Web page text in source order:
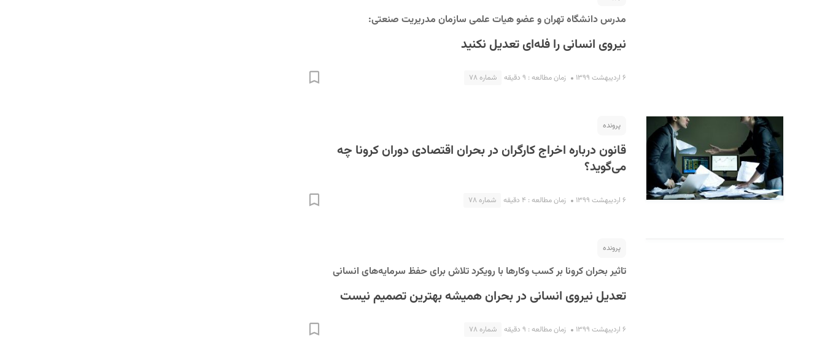
مدرس دانشگاه تهران و عضو هیات علمی سازمان مدریریت صنعتی:
نیروی انسانی را فله‌ای تعدیل نکنید
۶ اردیبهشت ۱۳۹۹ زمان مطالعه : ۹ دقیقه شماره ۷۸
پرونده
قانون درباره اخراج کارگران در بحران اقتصادی دوران کرونا چه
می‌گوید؟
۶ اردیبهشت ۱۳۹۹ زمان مطالعه : ۴ دقیقه شماره ۷۸
پرونده
تاثیر بحران کرونا بر کسب ‌وکارها با رویکرد تلاش برای حفظ سرمایه‌های انسانی
تعدیل نیروی انسانی در بحران همیشه بهترین تصمیم نیست
۶ اردیبهشت ۱۳۹۹ زمان مطالعه : ۹ دقیقه شماره ۷۸